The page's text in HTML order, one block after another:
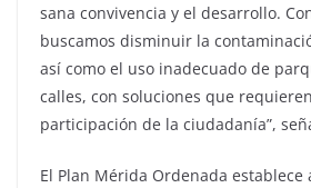
sana convivencia y el desarrollo.
buscamos disminuir la
así como el uso inadecuado de
calles, con soluciones que
participación de la ciudadanía”,
El Plan Mérida Ordenada establece